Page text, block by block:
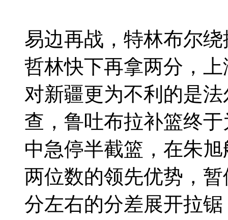
易边再战，特林布尔
哲林快下再拿两分，
对新疆更为不利的是
查，鲁吐布拉补篮终
中急停半截篮，在朱
两位数的领先优势，
分左右的分差展开拉